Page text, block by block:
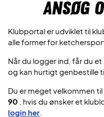
Ansøg
Klubportal er udviklet til
alle former for
Når du logger ind, får du
og kan hurtigt genbestille
Du er meget velkommen
90
, hvis du ønsker et
login her